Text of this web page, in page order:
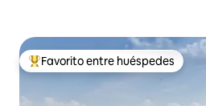
Favorito entre huéspedes preferido
Favorito entre huéspedes